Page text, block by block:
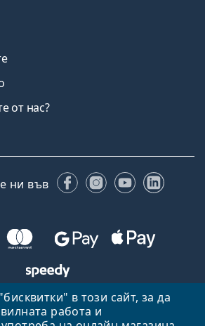
в този сайт, за да
работа и
от нас?
ни във FacebookInstagram
YouTube
страница
Нагоре